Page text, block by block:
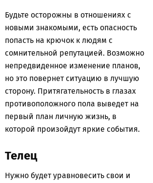
Будьте осторожны в отношениях с
новыми знакомыми, есть опасность
попасть на крючок к людям с
сомнительной репутацией. Возможно
непредвиденное изменение планов,
но это повернет ситуацию в лучшую
сторону. Притягательность в глазах
противоположного пола выведет на
первый план личную жизнь, в
которой произойдут яркие события.
Телец
Нужно будет уравновесить свои и